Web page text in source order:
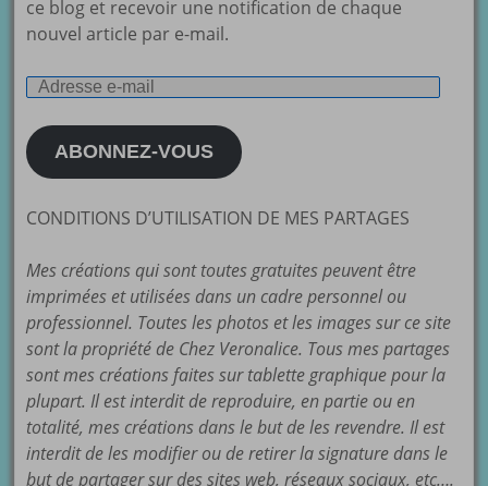
ce blog et recevoir une notification de chaque
nouvel article par e-mail.
Adresse
mail
ABONNEZ-VOUS
CONDITIONS D’UTILISATION DE MES PARTAGES
Mes créations qui sont toutes gratuites peuvent être
imprimées et utilisées dans un cadre personnel ou
professionnel. Toutes les photos et les images sur ce site
sont la propriété de Chez Veronalice. Tous mes partages
sont mes créations faites sur tablette graphique pour la
plupart. Il est interdit de reproduire, en partie ou en
totalité, mes créations dans le but de les revendre. Il est
interdit de les modifier ou de retirer la signature dans le
but de partager sur des sites web, réseaux sociaux, etc….